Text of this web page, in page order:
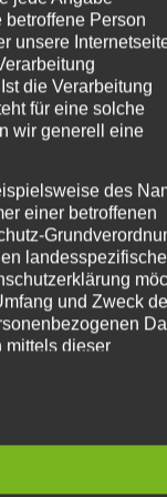
Person
unsere
die Verarbeitung
für eine solche
wir generell eine
des
einer betroffenen
und Zweck
mittels dieser
zahlreiche
können